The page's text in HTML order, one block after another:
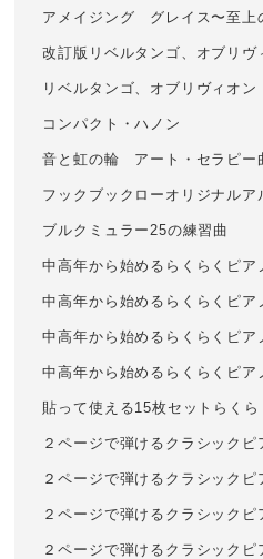
アメイジング グレイス〜至上
改訂版リベルタンゴ、オブリヴ
リベルタンゴ、オブリヴィオン
コンパクト・ハノン
音と虹の輪 アート・セラピー
フックブックローオリジナルア
ブルクミュラー25の練習曲
中高年から始めるらくらくピア
中高年から始めるらくらくピア
中高年から始めるらくらくピア
中高年から始めるらくらくピア
貼って使える15枚セットらくら
２ページで弾けるクラシックピ
２ページで弾けるクラシックピ
２ページで弾けるクラシックピ
２ページで弾けるクラシックピ